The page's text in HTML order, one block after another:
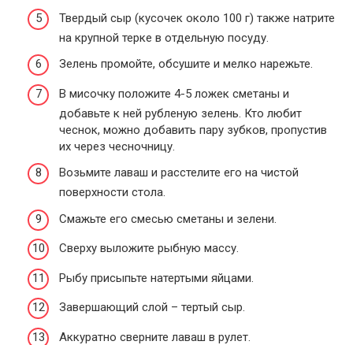
Твердый сыр (кусочек около 100 г) также натрите
на крупной терке в отдельную посуду.
Зелень промойте, обсушите и мелко нарежьте.
В мисочку положите 4-5 ложек сметаны и
добавьте к ней рубленую зелень. Кто любит
чеснок, можно добавить пару зубков, пропустив
их через чесночницу.
Возьмите лаваш и расстелите его на чистой
поверхности стола.
Смажьте его смесью сметаны и зелени.
Сверху выложите рыбную массу.
Рыбу присыпьте натертыми яйцами.
Завершающий слой – тертый сыр.
Аккуратно сверните лаваш в рулет.